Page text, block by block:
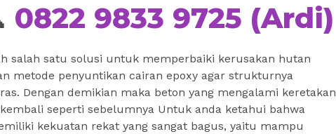
0822 9833 9725 (Ardi)
salah satu solusi untuk memperbaiki kerusakan hutan
metode penyuntikan cairan epoxy agar strukturnya
Dengan demikian maka beton yang mengalami keretakan
seperti sebelumnya Untuk anda ketahui bahwa
kekuatan rekat yang sangat bagus, yaitu mampu